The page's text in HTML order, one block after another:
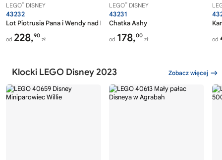
LEGO® DISNEY
43232
Lot Piotrusia Pana i Wendy nad Londynem
od 228,90
zł
LEGO® DISNEY
43231
Chatka Ashy
od 178,00
zł od
Klocki LEGO Disney 2023 Zobacz więcej